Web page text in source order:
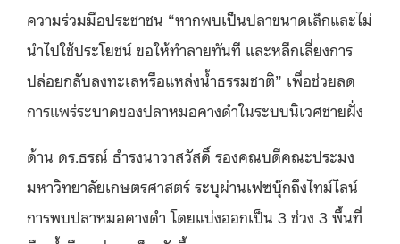
ความร่วมมือประชาชน “หากพบเป็นปลาขนาดเล็กและไม่
นำไปใช้ประโยชน์ ขอให้ทำลายทันที และหลีกเลี่ยงการ
ปล่อยกลับลงทะเลหรือแหล่งน้ำธรรมชาติ” เพื่อช่วยลด
การแพร่ระบาดของปลาหมอคางดำในระบบนิเวศชายฝั่ง
ด้าน ดร.ธรณ์ ธำรงนาวาสวัสดิ์ รองคณบดีคณะประมง
มหาวิทยาลัยเกษตรศาสตร์ ระบุผ่านเฟซบุ๊กถึงไทม์ไลน์
การพบปลาหมอคางดำ โดยแบ่งออกเป็น 3 ช่วง 3 พื้นที่